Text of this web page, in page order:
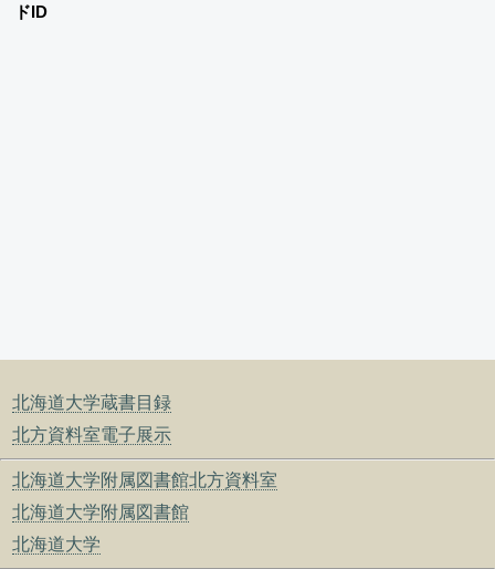
北海道大学蔵書目録
北方資料室電子展示
北海道大学附属図書館北方資料室
北海道大学附属図書館
北海道大学
ドID